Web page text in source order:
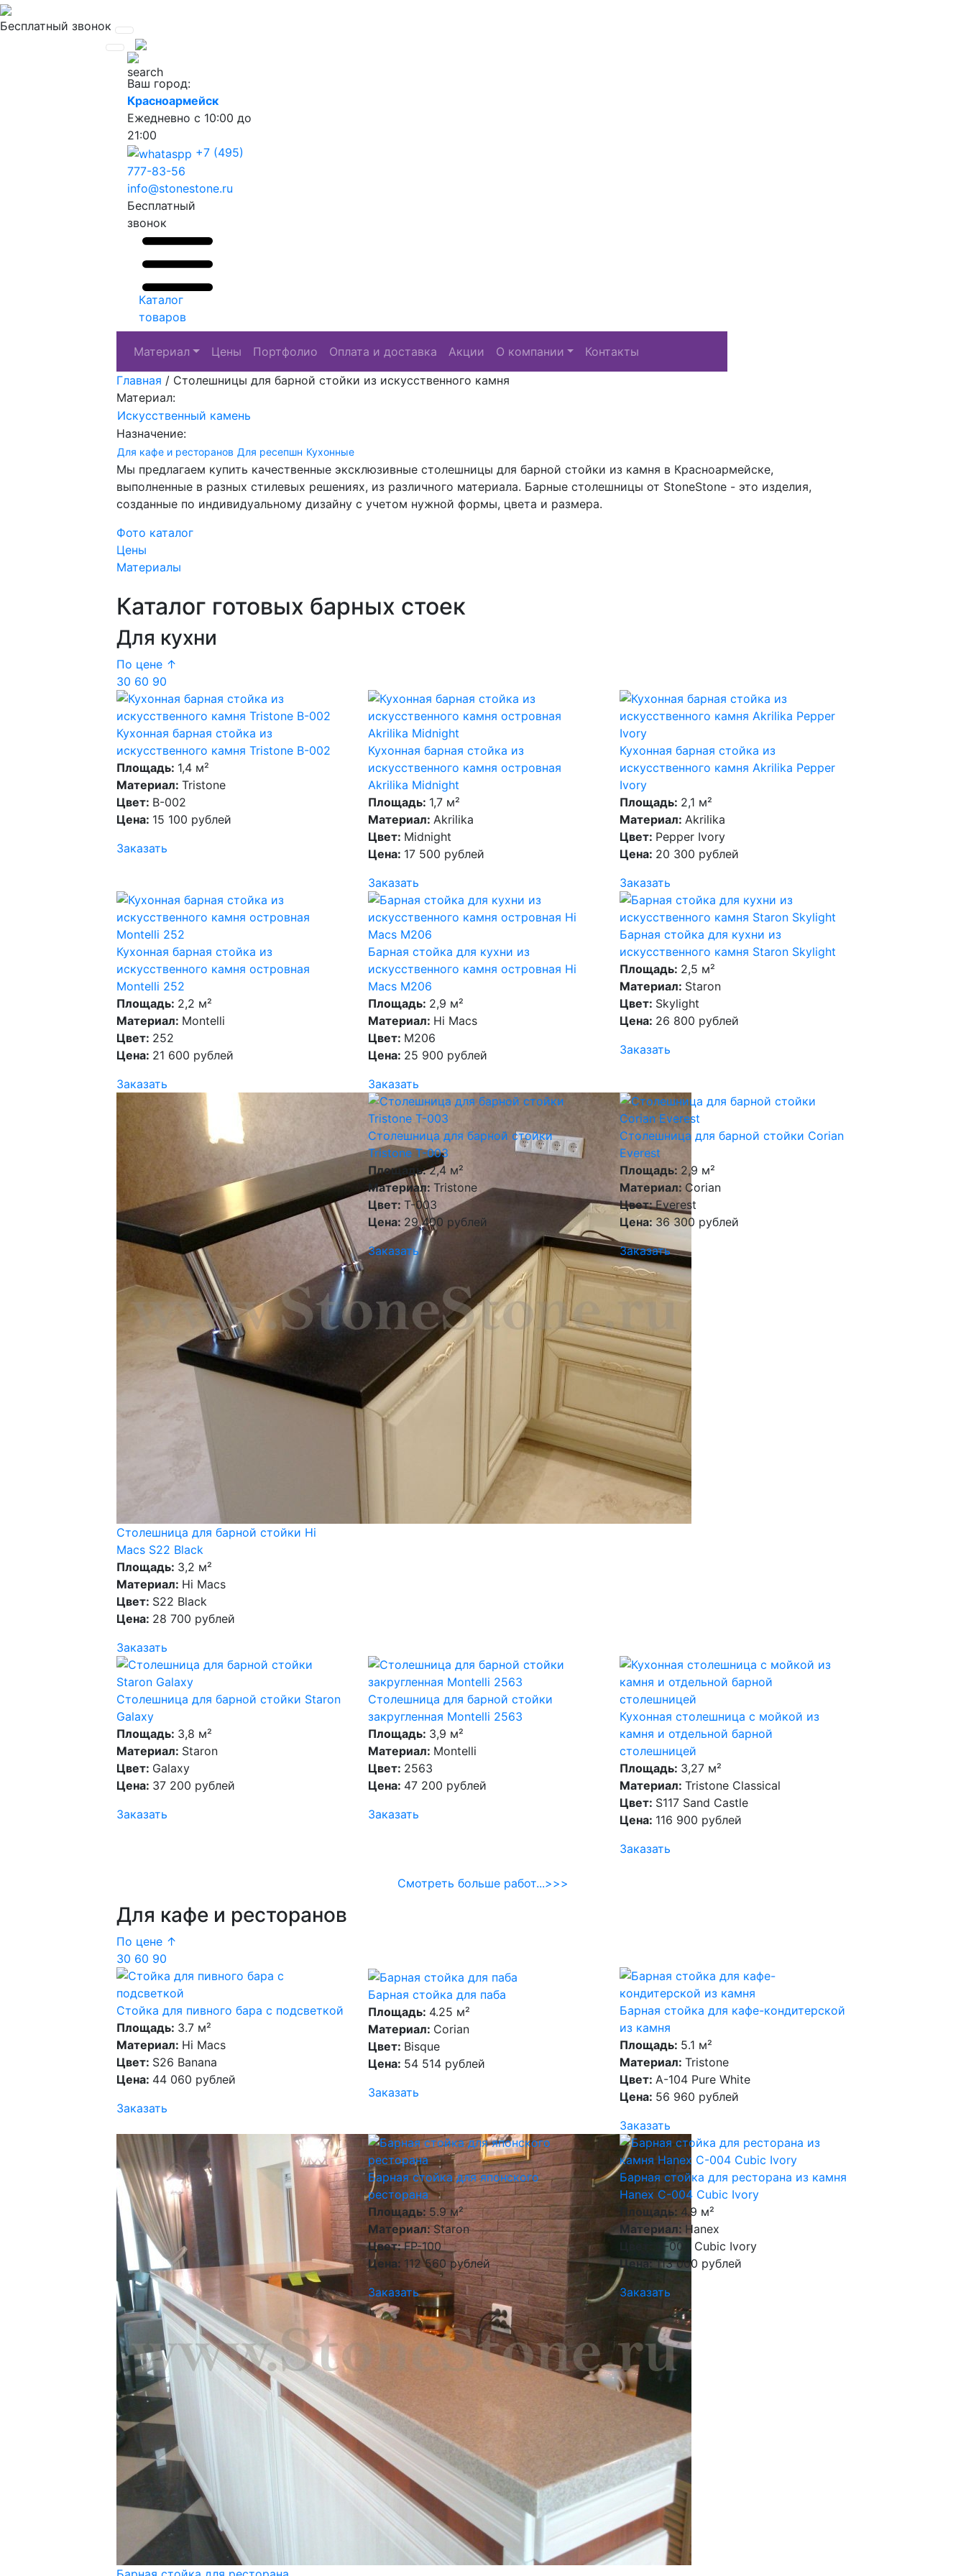
Бесплатный звонок
Ваш город:
Красноармейск
Ежедневно с 10:00 до
21:00
+7 (495)
777-83-56
info@stonestone.ru
Бесплатный
звонок
Каталог
товаров
Материал Цены Портфолио Оплата и доставка Акции О компании
Контакты
Главная / Столешницы для барной стойки из искусственного камня
Материал:
Искусственный камень
Назначение:
Для кафе и ресторанов Для ресепшн Кухонные
Мы предлагаем купить качественные эксклюзивные столешницы для барной стойки из камня в Красноармейске,
выполненные в разных стилевых решениях, из различного материала. Барные столешницы от StoneStone - это изделия,
созданные по индивидуальному дизайну с учетом нужной формы, цвета и размера.
Фото каталог
Цены
Материалы
Каталог готовых барных стоек
Для кухни
По цене ↑
30 60 90
Кухонная барная стойка из
искусственного камня Tristone B-002
Площадь: 1,4 м²
Материал: Tristone
Цвет: B-002
Цена: 15 100 рублей
Заказать
Кухонная барная стойка из
искусственного камня островная
Akrilika Midnight
Площадь: 1,7 м²
Материал: Akrilika
Цвет: Midnight
Цена: 17 500 рублей
Заказать
Кухонная барная стойка из
искусственного камня Akrilika Pepper
Ivory
Площадь: 2,1 м²
Материал: Akrilika
Цвет: Pepper Ivory
Цена: 20 300 рублей
Заказать
Кухонная барная стойка из
искусственного камня островная
Montelli 252
Площадь: 2,2 м²
Материал: Montelli
Цвет: 252
Цена: 21 600 рублей
Заказать
Барная стойка для кухни из
искусственного камня островная Hi
Macs M206
Площадь: 2,9 м²
Материал: Hi Macs
Цвет: M206
Цена: 25 900 рублей
Заказать
Барная стойка для кухни из
искусственного камня Staron Skylight
Площадь: 2,5 м²
Материал: Staron
Цвет: Skylight
Цена: 26 800 рублей
Заказать
Столешница для барной стойки Hi
Macs S22 Black
Площадь: 3,2 м²
Материал: Hi Macs
Цвет: S22 Black
Цена: 28 700 рублей
Заказать
Столешница для барной стойки
Tristone T-003
Площадь:2,4 м²
Материал: Tristone
Цвет: T-003
Цена: 29 400 рублей
Заказать
Столешница для барной стойки Corian
Everest
Площадь: 2,9 м²
Материал: Corian
Цвет:Everest
Цена:36 300 рублей
Заказать
Столешница для барной стойки Staron
Galaxy
Площадь: 3,8 м²
Материал: Staron
Цвет: Galaxy
Цена: 37 200 рублей
Заказать
Столешница для барной стойки
закругленная Montelli 2563
Площадь: 3,9 м²
Материал: Montelli
Цвет: 2563
Цена: 47 200 рублей
Заказать
Кухонная столешница с мойкой из
камня и отдельной барной
столешницей
Площадь: 3,27 м²
Материал: Tristone Classical
Цвет: S117 Sand Castle
Цена: 116 900 рублей
Заказать
Смотреть больше работ...>>>
Для кафе и ресторанов
По цене ↑
30 60 90
Стойка для пивного бара с подсветкой
Площадь: 3.7 м²
Материал: Hi Macs
Цвет: S26 Banana
Цена: 44 060 рублей
Заказать
Барная стойка для паба
Площадь: 4.25 м²
Материал: Corian
Цвет: Bisque
Цена: 54 514 рублей
Заказать
Барная стойка для кафе-кондитерской
из камня
Площадь: 5.1 м²
Материал: Tristone
Цвет: А-104 Pure White
Цена: 56 960 рублей
Заказать
Барная стойка для японского
ресторана
Площадь: 5.9 м²
Материал:Staron
Цвет:FP-100
Цена: 112 560 рублей
Заказать
Барная стойка для ресторана из камня
Hanex C-004 Cubic Ivory
Площадь: 4.9 м²
Материал: Hanex
C-004 Cubic Ivory
Цена:113 000 рублей
Заказать